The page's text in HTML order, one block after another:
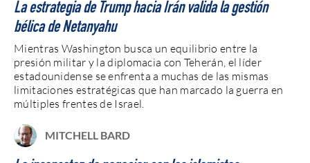
La estrategia de Trump hacia Irán valida la gestión
bélica de Netanyahu
Mientras Washington busca un equilibrio entre la
presión militar y la diplomacia con Teherán, el líder
estadounidense se enfrenta a muchas de las mismas
limitaciones estratégicas que han marcado la guerra en
múltiples frentes de Israel.
MITCHELL BARD